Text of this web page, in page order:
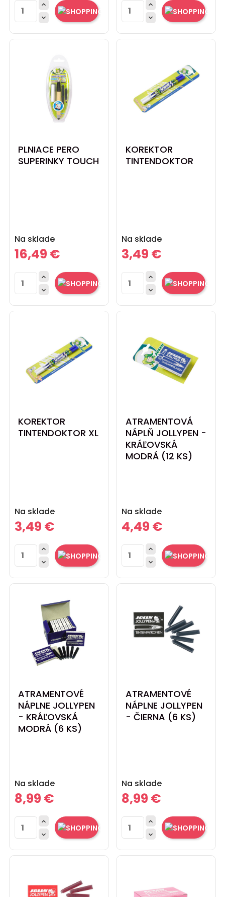




PLNIACE PERO
SUPERINKY TOUCH
Na sklade
Cena
16,49 €


KOREKTOR
TINTENDOKTOR
Na sklade
Cena
3,49 €


KOREKTOR
TINTENDOKTOR XL
Na sklade
Cena
3,49 €


ATRAMENTOVÁ
NÁPLŇ JOLLYPEN -
KRÁĽOVSKÁ
MODRÁ (12 KS)
Na sklade
Cena
4,49 €


ATRAMENTOVÉ
NÁPLNE JOLLYPEN
- KRÁĽOVSKÁ
MODRÁ (6 KS)
Na sklade
Cena
8,99 €


ATRAMENTOVÉ
NÁPLNE JOLLYPEN
- ČIERNA (6 KS)
Na sklade
Cena
8,99 €

